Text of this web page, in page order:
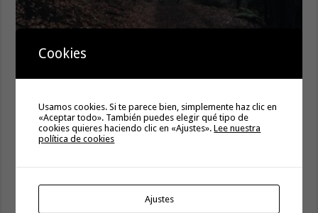
El Cabildo rebaja a grado 0 las medidas preventivas por
riesgo de incendios forestales
Cookies
Usamos cookies. Si te parece bien, simplemente haz clic en
«Aceptar todo». También puedes elegir qué tipo de
cookies quieres haciendo clic en «Ajustes».Lee nuestra
política de cookies
Ajustes